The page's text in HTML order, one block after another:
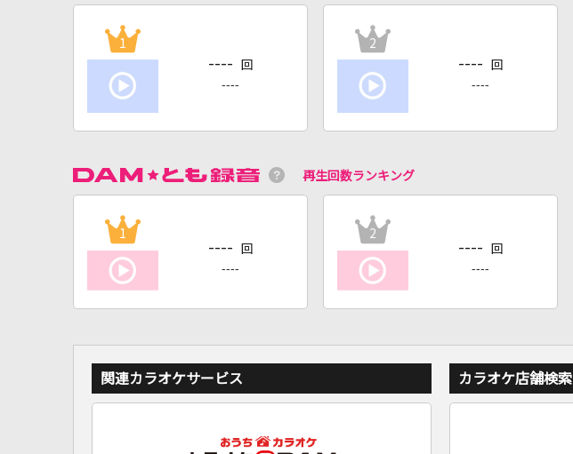
1
---- 回
----
2
---- 回
----
再生回数ランキング
1
---- 回
----
2
---- 回
----
関連カラオケサービス カラオケ店舗検索